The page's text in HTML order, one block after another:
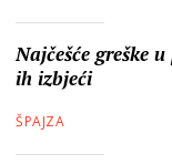
Najčešće greške
ih izbjeći
ŠPAJZA